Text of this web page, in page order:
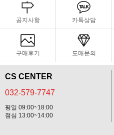
공지사항 카톡상담
구매후기 도매문의
CS CENTER
032-579-7747
평일 09:00~18:00
점심 13:00~14:00